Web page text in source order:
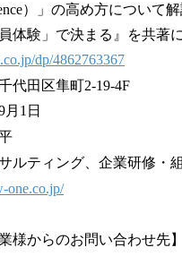
）」の高め方について
体験」で決まる』を共著
dp/4862763367
代田区隼町2-19-4F
月1日
ルティング、企業研修・
one.co.jp/
様からのお問い合わせ先】